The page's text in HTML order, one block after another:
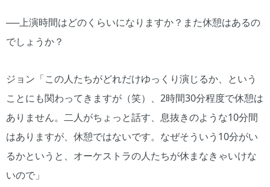
──上演時間はどのくらいになりますか？また休憩はあるの
でしょうか？
ジョン「この人たちがどれだけゆっくり演じるか、という
ことにも関わってきますが（笑）、2時間30分程度で休憩は
ありません。二人がちょっと話す、息抜きのような10分間
はありますが、休憩ではないです。なぜそういう10分がい
るかというと、オーケストラの人たちが休まなきゃいけな
いので」